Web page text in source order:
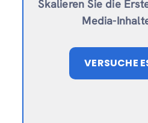
Skalieren Sie die
Media-
VERSUCHE